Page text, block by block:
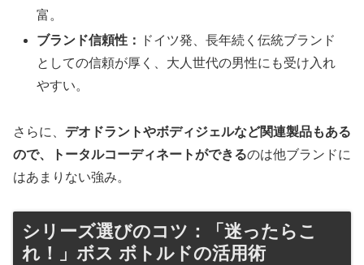
富。
ブランド信頼性：
ドイツ発、長年続く伝統ブランド
としての信頼が厚く、大人世代の男性にも受け入れ
やすい。
さらに、 デオドラントやボディジェルなど関連製品もある
ので、トータルコーディネートができるのは他ブランドに
はあまりない強み。
シリーズ選びのコツ：「迷ったらこ
れ！」ボス ボトルドの活用術